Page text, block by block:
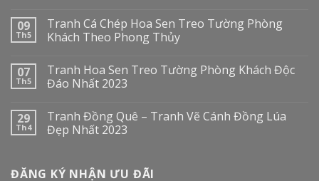
09
Th5
Tranh Cá Chép Hoa Sen Treo Tường Phòng
Khách Theo Phong Thủy
07
Th5
Tranh Hoa Sen Treo Tường Phòng Khách Độc
Đáo Nhất 2023
29
Th4
Tranh Đồng Quê – Tranh Vẽ Cánh Đồng Lúa
Đẹp Nhất 2023
ĐĂNG KÝ NHẬN ƯU ĐÃI